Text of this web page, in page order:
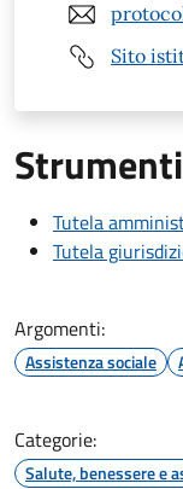
Sito
Tutela
Tutela
Argomenti:
Assistenza sociale
Categorie:
Salute, benessere e